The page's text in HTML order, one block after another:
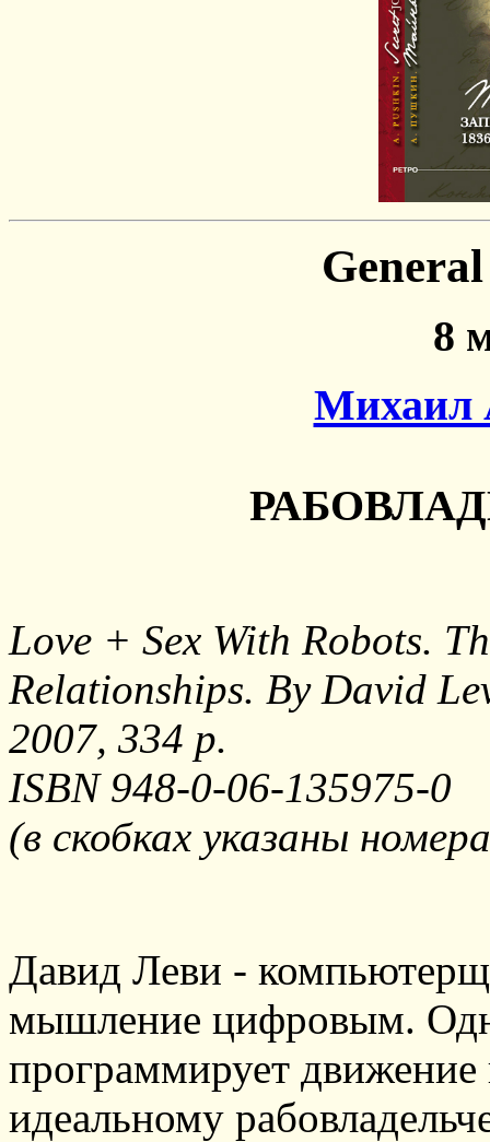
8
Михаил
Love + Sex With Robots.
Relationships. By David
2007, 334 p.
ISBN 948-0-06-135975-0
(в скобках указаны
Давид Леви -
мышление цифровым.
программирует движение
идеальному